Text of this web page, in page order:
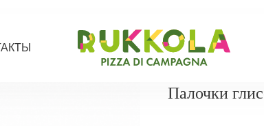
Палочки